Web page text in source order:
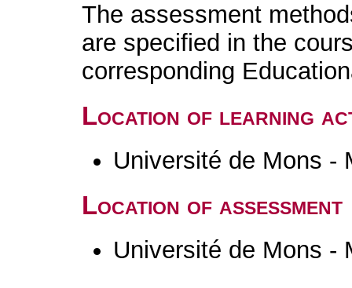
The assessment
are specified in the
corresponding
Location of learning
Université de Mons -
Location of assessment
Université de Mons -